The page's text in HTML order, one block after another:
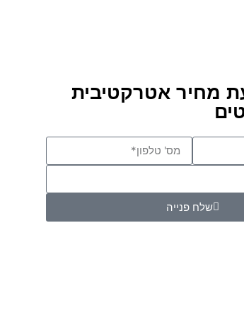
מחיר אטרקטיבית
שלח פנייה